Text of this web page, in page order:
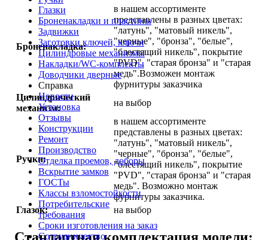
Глазки
Броненакладки и пластины
Задвижки
Заготовки ключей, ключи
Цилиндровые механизмы
Накладки/WC-комплекты
Доводчики дверные
Справка
Новости
Установка
Отзывы
Конструкции
Ремонт
Производство
Отделка проемов, доборы
Вскрытие замков
ГОСТы
Классы взломостойкости
Потребительские
требования
Сроки изготовления на заказ
Сотрудничество
Броненакладка:
в нашем ассортименте
представлены в разных цветах:
"латунь", "матовый никель",
"черные", "бронза", "белые",
"блестящий никель", покрытие
"PVD", "старая бронза" и "старая
медь".Возможен монтаж
фурнитуры заказчика
Цилиндрический
механизм:
на выбор
Ручки:
в нашем ассортименте
представлены в разных цветах:
"латунь", "матовый никель",
"черные", "бронза", "белые",
"блестящий никель", покрытие
"PVD", "старая бронза" и "старая
медь". Возможно монтаж
фурнитуры заказчика.
Глазок:
на выбор